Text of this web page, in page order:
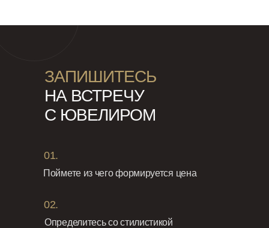
ЗАПИШИТЕСЬ
НА ВСТРЕЧУ
С ЮВЕЛИРОМ
Поймете из чего формируется цена
01.
02.
Определитесь со стилистикой